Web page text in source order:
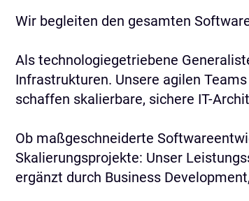
Wir begleiten den gesamten
Als technologiegetriebene
Infrastrukturen. Unsere agilen
schaffen skalierbare, sichere IT-
Ob maßgeschneiderte
Skalierungsprojekte: Unser
ergänzt durch Business